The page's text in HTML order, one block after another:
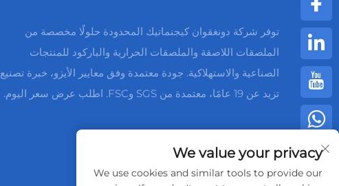
توفر شركة دونغقوان كيجنماتيك المحدودة حلولًا مخصصة من
الملصقات اللاصقة والملصقات الحرارية والباركود للمنتجات
الصناعية والاستهلاكية. جودة معتمدة وفق معايير الأيزو، خبرة تصنيع
تزيد عن 19 عامًا، معتمدة من SGS وFSC. اطلب عرض سعر اليوم.
We value your privacy
We use cookies and similar tools to provide our